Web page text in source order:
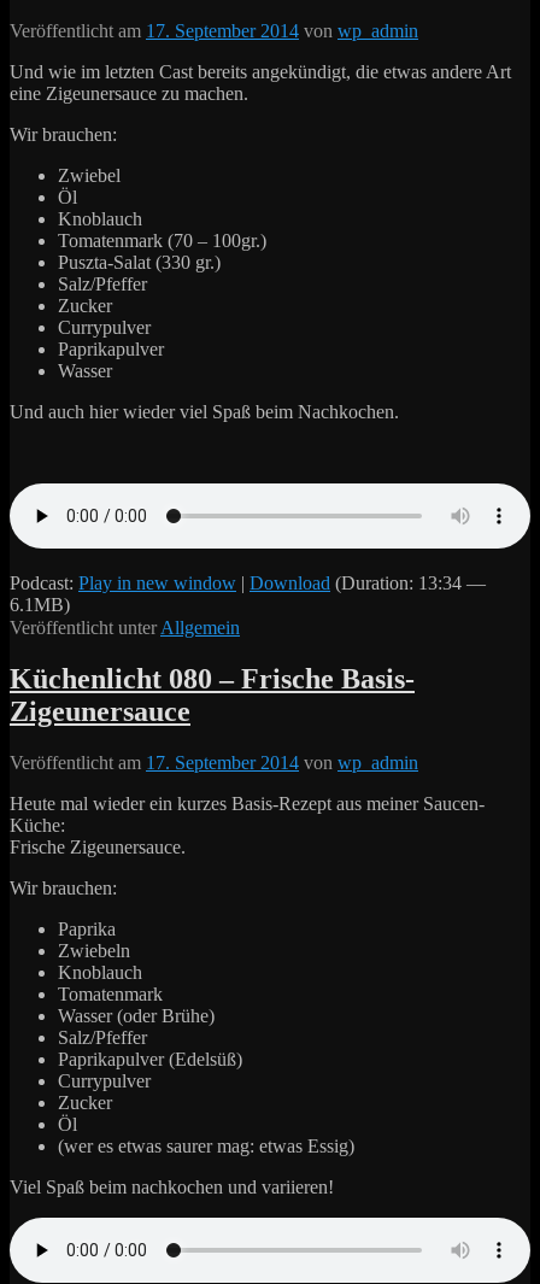
Veröffentlicht am 17. September 2014 von wp_admin
Und wie im letzten Cast bereits angekündigt, die etwas andere Art
eine Zigeunersauce zu machen.
Wir brauchen:
Zwiebel
Öl
Knoblauch
Tomatenmark (70 – 100gr.)
Puszta-Salat (330 gr.)
Salz/Pfeffer
Zucker
Currypulver
Paprikapulver
Wasser
Und auch hier wieder viel Spaß beim Nachkochen.
Podcast: Play in new window | Download (Duration: 13:34 —
6.1MB)
Veröffentlicht unter Allgemein
Küchenlicht 080 – Frische Basis-
Zigeunersauce
Veröffentlicht am 17. September 2014 von wp_admin
Heute mal wieder ein kurzes Basis-Rezept aus meiner Saucen-
Küche:
Frische Zigeunersauce.
Wir brauchen:
Paprika
Zwiebeln
Knoblauch
Tomatenmark
Wasser (oder Brühe)
Salz/Pfeffer
Paprikapulver (Edelsüß)
Currypulver
Zucker
Öl
(wer es etwas saurer mag: etwas Essig)
Viel Spaß beim nachkochen und variieren!